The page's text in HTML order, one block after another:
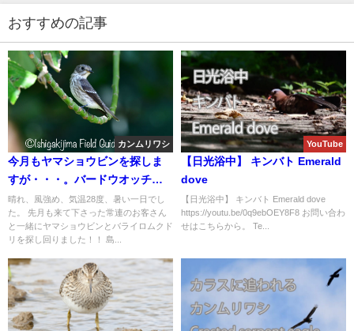
おすすめの記事
カンムリワシ
今月もヤマショウビンを探しま
すが・・・。バードウオッチン
グ＆野鳥撮影ガイド。
晴れ、風強め、気温28度、暑い一日でし
た。 先月も来て下さった常連のお客さん
と一緒にヤマショウビンとバライロムクド
リを探し回りました！！ 島...
YouTube
【日光浴中】 キンバト Emerald
dove
【日光浴中】 キンバト Emerald dove
https://youtu.be/0q9ebOEY8F8 お問い合わ
せはこちらから。 Te...